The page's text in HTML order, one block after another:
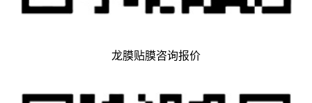
龙膜贴膜咨询报价